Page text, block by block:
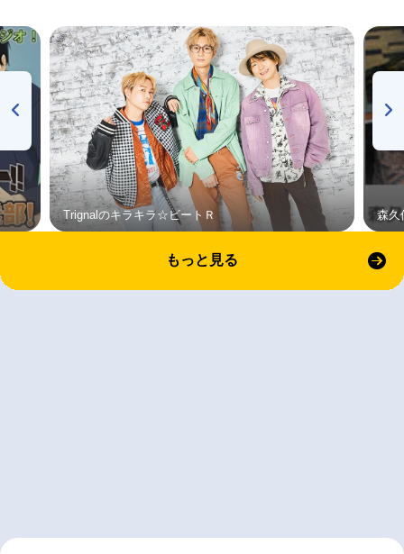
Trignalのキラキラ☆ビートＲ 森久
もっと見る